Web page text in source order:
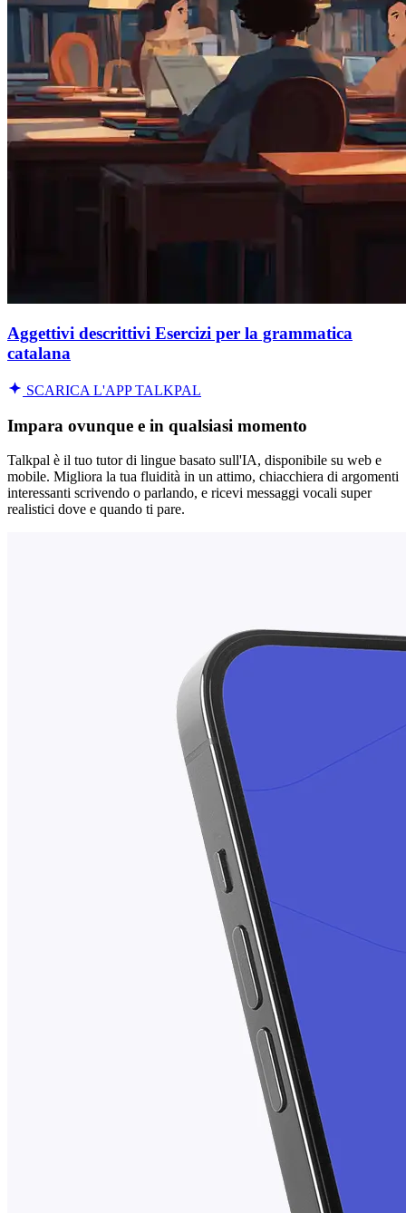
Aggettivi descrittivi Esercizi per la grammatica
catalana
SCARICA L'APP TALKPAL
Impara ovunque e in qualsiasi momento
Talkpal è il tuo tutor di lingue basato sull'IA, disponibile su web e
mobile. Migliora la tua fluidità in un attimo, chiacchiera di argomenti
interessanti scrivendo o parlando, e ricevi messaggi vocali super
realistici dove e quando ti pare.